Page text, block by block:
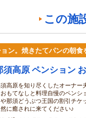
この施
ン。焼きたてパンの朝食
須高原 ペンション
高原を知り尽くしたオーナー
もてなしと料理自慢のペン
那須どうぶつ王国の割引チケ
に癒されに来てください♪